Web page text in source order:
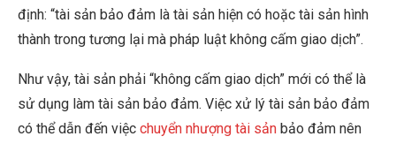
định: “tài sản bảo đảm là tài sản hiện có hoặc tài sản hình
thành trong tương lại mà pháp luật không cấm giao dịch”.
Như vậy, tài sản phải “không cấm giao dịch” mới có thể là
sử dụng làm tài sản bảo đảm. Việc xử lý tài sản bảo đảm
có thể dẫn đến việc chuyển nhượng tài sản bảo đảm nên